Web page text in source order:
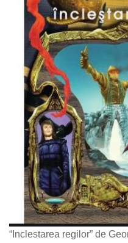
“Inclestarea regilor” de